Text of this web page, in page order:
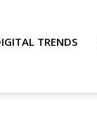
TRENDS